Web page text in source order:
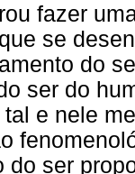
fazer
se
do
ser do
e nele
do ser